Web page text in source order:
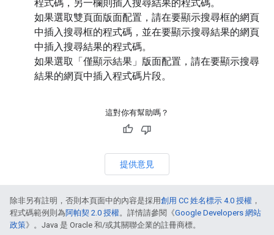
程式碼，另一欄則插入搜尋結果的程式碼。
如果選取雙頁面版面配置，請在要顯示搜尋框的網頁
中插入搜尋框的程式碼，並在要顯示搜尋結果的網頁
中插入搜尋結果的程式碼。
如果選取「僅顯示結果」版面配置，請在要顯示搜尋
結果的網頁中插入程式碼片段。
這對你有幫助嗎？
提供意見
除非另有註明，否則本頁面中的內容是採用創用 CC 姓名標示 4.0 授權 ，
程式碼範例則為阿帕契 2.0 授權。詳情請參閱《Google Developers 網站
政策》。Java 是 Oracle 和/或其關聯企業的註冊商標。